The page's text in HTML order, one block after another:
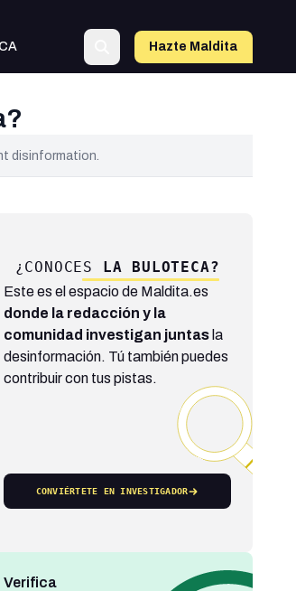
Hazte Maldita
disinformation.
¿CONOCES LA BULOTECA?
Este es el espacio de Maldita.es
donde la redacción y la
comunidad investigan juntasla
desinformación. Tú también puedes
contribuir con tus pistas.
CONVIÉRTETE EN INVESTIGADOR
Verifica